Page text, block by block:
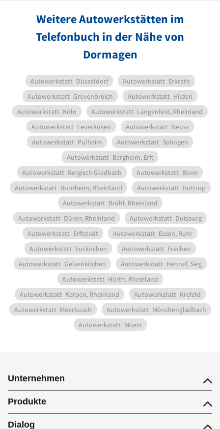
Weitere Autowerkstätten im
Telefonbuch in der Nähe von
Dormagen
Autowerkstatt Düsseldorf Autowerkstatt Erkrath
Autowerkstatt Grevenbroich Autowerkstatt Hilden
Autowerkstatt Köln Autowerkstatt Langenfeld, Rheinland
Autowerkstatt Leverkusen Autowerkstatt Neuss
Autowerkstatt Pulheim Autowerkstatt Solingen
Autowerkstatt Bergheim, Erft
Autowerkstatt Bergisch Gladbach Autowerkstatt Bonn
Autowerkstatt Bornheim, Rheinland Autowerkstatt Bottrop
Autowerkstatt Brühl, Rheinland
Autowerkstatt Düren, Rheinland Autowerkstatt Duisburg
Autowerkstatt Erftstadt Autowerkstatt Essen, Ruhr
Autowerkstatt Euskirchen Autowerkstatt Frechen
Autowerkstatt Gelsenkirchen Autowerkstatt Hennef, Sieg
Autowerkstatt Hürth, Rheinland
Autowerkstatt Kerpen, Rheinland Autowerkstatt Krefeld
Autowerkstatt Meerbusch Autowerkstatt Mönchengladbach
Autowerkstatt Moers
Unternehmen
Produkte
Dialog